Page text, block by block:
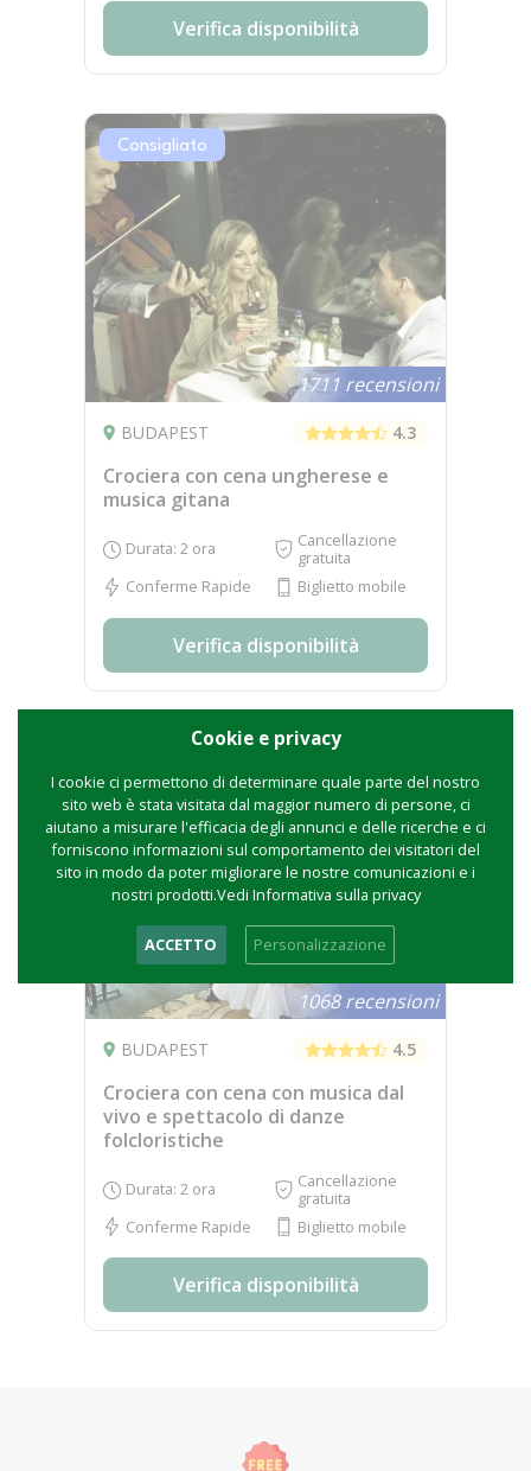
Verifica disponibilità
Consigliato
1711 recensioni
BUDAPEST 4.3
Crociera con cena ungherese e
musica gitana
Durata: 2 ora
Cancellazione
gratuita
Conferme Rapide
Biglietto mobile
Verifica disponibilità
1068 recensioni
BUDAPEST 4.5
Crociera con cena con musica dal
vivo e spettacolo di danze
folcloristiche
Durata: 2 ora
Cancellazione
gratuita
Conferme Rapide
Biglietto mobile
Verifica disponibilità
Cookie e privacy
I cookie ci permettono di determinare quale parte del nostro
sito web è stata visitata dal maggior numero di persone, ci
aiutano a misurare l'efficacia degli annunci e delle ricerche e ci
forniscono informazioni sul comportamento dei visitatori del
sito in modo da poter migliorare le nostre comunicazioni e i
nostri prodotti.Vedi Informativa sulla privacy
ACCETTO Personalizzazione